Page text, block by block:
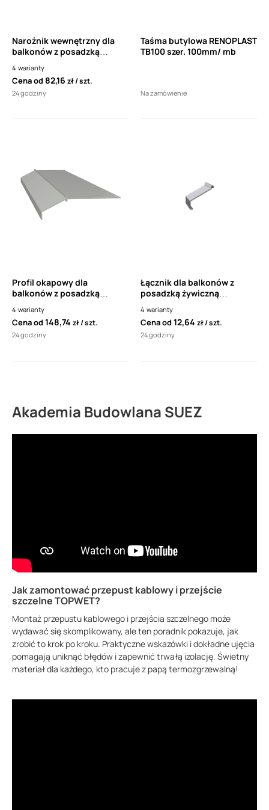
Narożnik wewnętrzny dla
balkonów z posadzką
Renoplast K10 90°
4 warianty
Cena od82,16 zł szt.
24 godziny
Taśma butylowa RENOPLAST
TB100 szer. 100mm/ mb
Na zamówienie
Profil okapowy dla
balkonów z posadzką
RENOPLAST K10 (1 sztuka-
2mb)
4 warianty
Cena od148,74 zł szt.
24 godziny
Łącznik dla balkonów z
posadzką żywiczną
Renoplast L10 do profili
LK10/LK100/LK10R/LK100R
4 warianty
Cena od12,64 zł szt.
24 godziny
Akademia Budowlana SUEZ
Jak zamontować przepust kablowy i przejście
szczelne TOPWET?
Montaż przepustu kablowego i przejścia szczelnego może
wydawać się skomplikowany, ale ten poradnik pokazuje, jak
zrobić to krok po kroku. Praktyczne wskazówki i dokładne ujęcia
pomagają uniknąć błędów i zapewnić trwałą izolację. Świetny
materiał dla każdego, kto pracuje z papą termozgrzewalną!